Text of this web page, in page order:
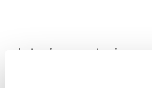
Interior y exterior